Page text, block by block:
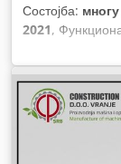
Состојба:
2021,